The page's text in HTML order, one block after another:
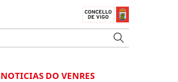
NOTICIAS DO VENRES